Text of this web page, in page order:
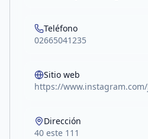
Teléfono
02665041235
Sitio web
https://www.instagram.com/
Dirección
40 este 111